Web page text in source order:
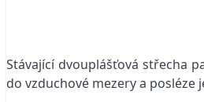
Stávající dvouplášťová střecha
do vzduchové mezery a posléze